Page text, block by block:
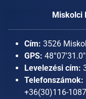
Miskolci
Cím: 3526
GPS:
Levelezési cím:
Telefonszámok:
+36(30)116-1087